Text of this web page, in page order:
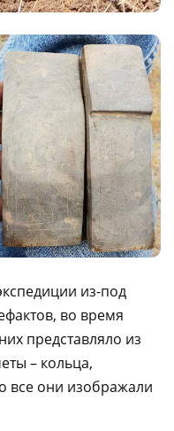
из-под
во время
представляло из
– кольца,
все они изображали